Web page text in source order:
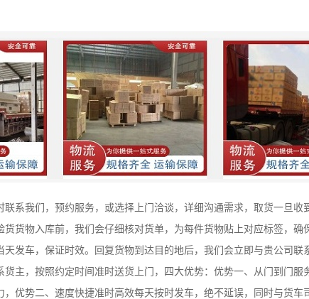
系我们，预约服务，或选择上门洽谈，详细沟通需求，取货一旦收
货物入库前，我们会仔细核对货单，为每件货物贴上对应标签，确
发车，保证时效。回复货物到达目的地后，我们会立即与贵公司联
主，按照约定时间准时送货上门，四大优势：优势一、从门到门服
优势二、速度快捷准时高效每天按时发车，绝不延误，同时与货车